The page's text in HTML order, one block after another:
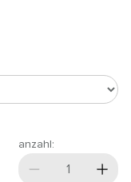
anzahl: